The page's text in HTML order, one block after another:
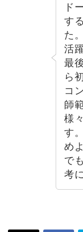
ド
す
た
活
最
ら
コ
師
様
す
め
で
考